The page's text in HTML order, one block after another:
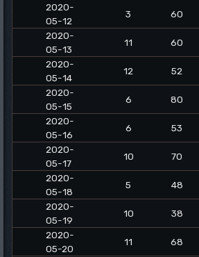
2020-
05-12
3 60
2020-
05-13
11 60
2020-
05-14
12 52
2020-
05-15
6 80
2020-
05-16
6 53
2020-
05-17
10 70
2020-
05-18
5 48
2020-
05-19
10 38
2020-
05-20
11 68